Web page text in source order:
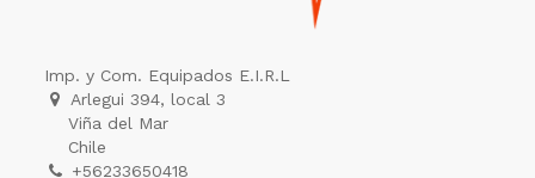
Imp. y Com. Equipados E.I.R.L
Arlegui 394, local 3
Viña del Mar
Chile
+56233650418